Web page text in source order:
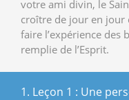
votre ami divin, le
croître de jour en jour
faire l’expérience des
remplie de l’Esprit.
1. Leçon 1 : Une